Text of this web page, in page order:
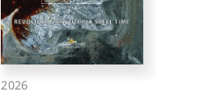
2026